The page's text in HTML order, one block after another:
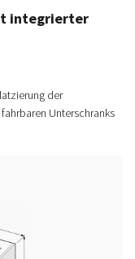
integrierter
der
Unterschranks